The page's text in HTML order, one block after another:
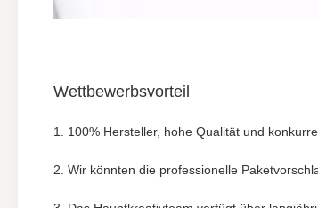
Wettbewerbsvorteil
1. 100% Hersteller, hohe Qualität und
2. Wir könnten die professionelle